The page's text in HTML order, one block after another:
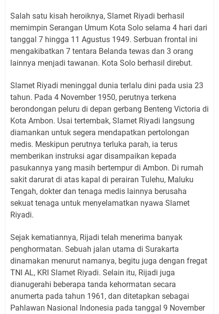
Salah satu kisah heroiknya, Slamet Riyadi berhasil
memimpin Serangan Umum Kota Solo selama 4 hari dari
tanggal 7 hingga 11 Agustus 1949. Serbuan frontal ini
mengakibatkan 7 tentara Belanda tewas dan 3 orang
lainnya menjadi tawanan. Kota Solo berhasil direbut.
Slamet Riyadi meninggal dunia terlalu dini pada usia 23
tahun. Pada 4 November 1950, perutnya terkena
berondongan peluru di depan gerbang Benteng Victoria di
Kota Ambon. Usai tertembak, Slamet Riyadi langsung
diamankan untuk segera mendapatkan pertolongan
medis. Meskipun perutnya terluka parah, ia terus
memberikan instruksi agar disampaikan kepada
pasukannya yang masih bertempur di Ambon. Di rumah
sakit darurat di atas kapal di perairan Tulehu, Maluku
Tengah, dokter dan tenaga medis lainnya berusaha
sekuat tenaga untuk menyelamatkan nyawa Slamet
Riyadi.
Sejak kematiannya, Rijadi telah menerima banyak
penghormatan. Sebuah jalan utama di Surakarta
dinamakan menurut namanya, begitu juga dengan fregat
TNI AL, KRI Slamet Riyadi. Selain itu, Rijadi juga
dianugerahi beberapa tanda kehormatan secara
anumerta pada tahun 1961, dan ditetapkan sebagai
Pahlawan Nasional Indonesia pada tanggal 9 November